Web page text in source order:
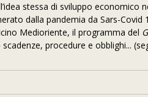
stessa di sviluppo
dalla pandemia da Sars-
Medioriente, il programma del
procedure e obblighi...